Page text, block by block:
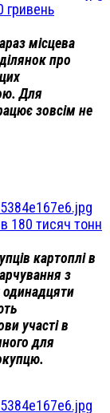
гривень
місцева
про
Для
зовсім не
180 тисяч тонн
картоплі в
з
одинадцяти
участі в
для